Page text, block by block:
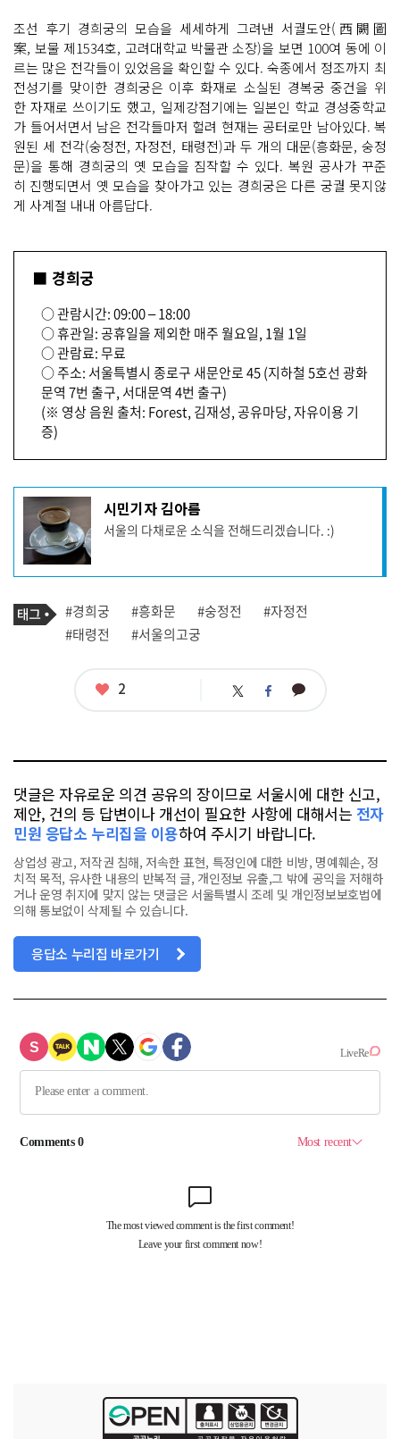
조선 후기 경희궁의 모습을 세세하게 그려낸 서궐도안(西闕圖
案, 보물 제1534호, 고려대학교 박물관 소장)을 보면 100여 동에 이
르는 많은 전각들이 있었음을 확인할 수 있다. 숙종에서 정조까지 최
전성기를 맞이한 경희궁은 이후 화재로 소실된 경복궁 중건을 위
한 자재로 쓰이기도 했고, 일제강점기에는 일본인 학교 경성중학교
가 들어서면서 남은 전각들마저 헐려 현재는 공터로만 남아있다. 복
원된 세 전각(숭정전, 자정전, 태령전)과 두 개의 대문(흥화문, 숭정
문)을 통해 경희궁의 옛 모습을 짐작할 수 있다. 복원 공사가 꾸준
히 진행되면서 옛 모습을 찾아가고 있는 경희궁은 다른 궁궐 못지않
게 사계절 내내 아름답다.
■ 경희궁
○ 관람시간: 09:00 – 18:00
○ 휴관일: 공휴일을 제외한 매주 월요일, 1월 1일
○ 관람료: 무료
○ 주소: 서울특별시 종로구 새문안로 45 (지하철 5호선 광화
문역 7번 출구, 서대문역 4번 출구)
(※ 영상 음원 출처: Forest, 김재성, 공유마당, 자유이용 기
증)
기
사
작
성
자
프
필
시민기자 김아름
서울의 다채로운 소식을 전해드리겠습니다. :)
기
사
관
련
태
그
#경희궁 #흥화문 #숭정전
#자정전
#태령전
#서울의고궁
좋
2 트 페 카
댓글은 자유로운 의견 공유의 장이므로 서울시에 대한 신고,
제안, 건의 등 답변이나 개선이 필요한 사항에 대해서는 전자
민원 응답소 누리집을 이용하여 주시기 바랍니다.
상업성 광고, 저작권 침해, 저속한 표현, 특정인에 대한 비방, 명예훼손, 정
치적 목적, 유사한 내용의 반복적 글, 개인정보 유출,그 밖에 공익을 저해하
거나 운영 취지에 맞지 않는 댓글은 서울특별시 조례 및 개인정보보호법에
의해 통보없이 삭제될 수 있습니다.
응답소 누리집 바로가기